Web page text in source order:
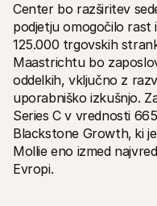
Tehnični viri
Portal za razvijalce
Odkrijte vire za
Knjižnice
Integrirajte Mollie z že
Discord skupnost
Pridružite se naši
O Mollie
Cenik
Oglej si naše cene
O nas
Izvedite več o naši zgodbi
vrednotah
Center bo razširitev
podjetju omogočilo rast
125.000 trgovskih
Maastrichtu bo
oddelkih, vključno z
uporabniško izkušnjo.
Series C v vrednosti
Blackstone Growth‚ ki
Mollie eno izmed
Evropi.